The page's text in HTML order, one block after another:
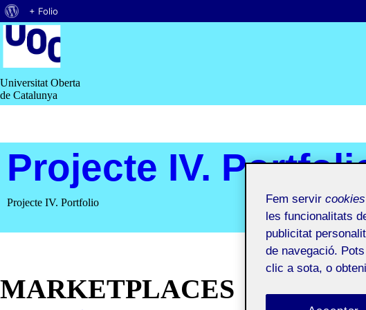
Saltar
al
contingut
Universitat Oberta
de Catalunya
Projecte IV.
Projecte IV. Portfolio
MARKETPLACES
Quant
WordPress
+ Folio
Fem servir cookies
les funcionalitats
publicitat
de navegació.
clic a sota, o